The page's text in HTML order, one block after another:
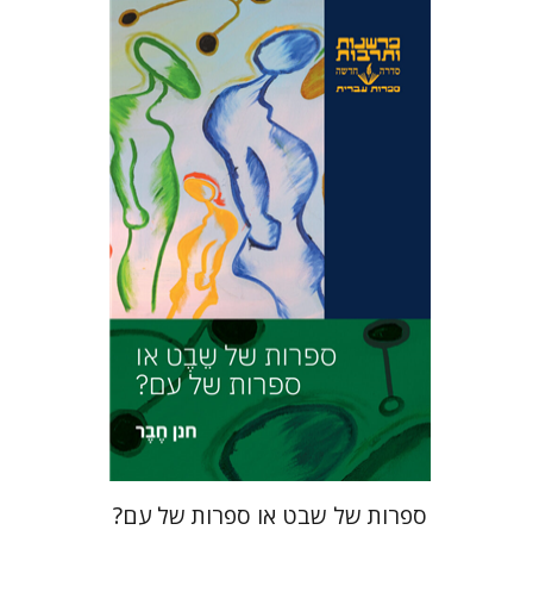
חנן חבר
הנחת אתר ספר מודפס
$30
$27
ספרות של שבט או ספרות של עם?